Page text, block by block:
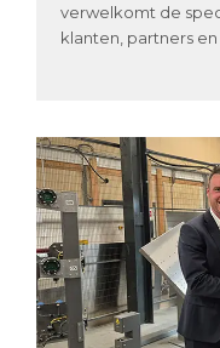
verwelkomt de
klanten, partners